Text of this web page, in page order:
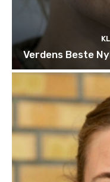
Verdens Beste